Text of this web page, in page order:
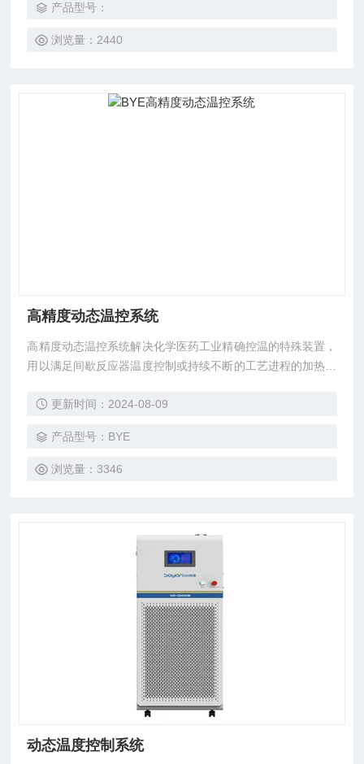
超低温液体），通过运算控制整个反应过程温度。
产品型号：
浏览量：2440
高精度动态温控系统
高精度动态温控系统解决化学医药工业精确控温的特殊装置，
用以满足间歇反应器温度控制或持续不断的工艺进程的加热及
热、放热的过程控制。
更新时间：2024-08-09
产品型号：BYE
浏览量：3346
动态温度控制系统